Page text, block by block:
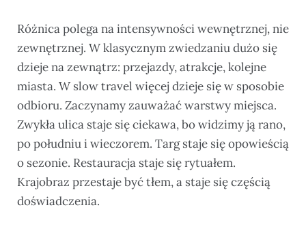
Różnica polega na intensywności wewnętrznej, nie
zewnętrznej. W klasycznym zwiedzaniu dużo się
dzieje na zewnątrz: przejazdy, atrakcje, kolejne
miasta. W slow travel więcej dzieje się w sposobie
odbioru. Zaczynamy zauważać warstwy miejsca.
Zwykła ulica staje się ciekawa, bo widzimy ją rano,
po południu i wieczorem. Targ staje się opowieścią
o sezonie. Restauracja staje się rytuałem.
Krajobraz przestaje być tłem, a staje się częścią
doświadczenia.